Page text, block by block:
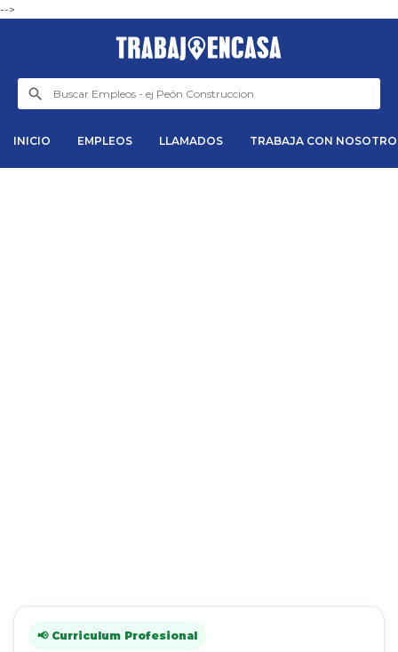
-->
INICIO EMPLEOS LLAMADOS TRABAJA CON
📢 Curriculum Profesional